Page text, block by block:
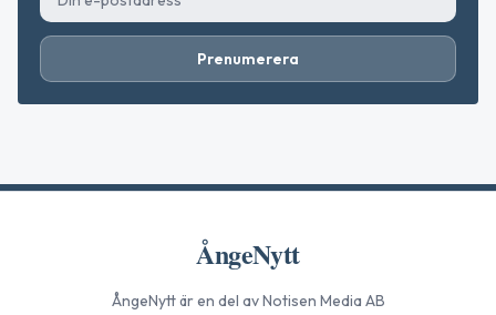
Prenumerera
ÅngeNytt
ÅngeNyttär en del av Notisen Media AB